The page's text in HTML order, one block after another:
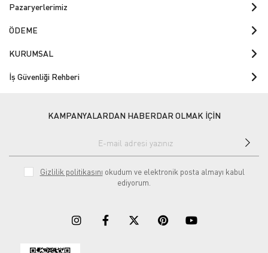
Pazaryerlerimiz
ÖDEME
KURUMSAL
İş Güvenliği Rehberi
KAMPANYALARDAN HABERDAR OLMAK İÇİN
Gizlilik politikasını okudum ve elektronik posta almayı kabul
ediyorum.